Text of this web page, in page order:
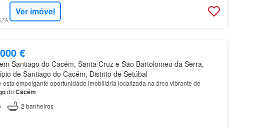
Ver imóvel
€
em Santiago do Cacém, Santa Cruz e São Bartolomeu da Serra,
de Santiago do Cacém, Distrito de Setúbal
esta empolgante oportunidade imobiliária localizada na área vibrante de
do Cacém.
2 banheiros